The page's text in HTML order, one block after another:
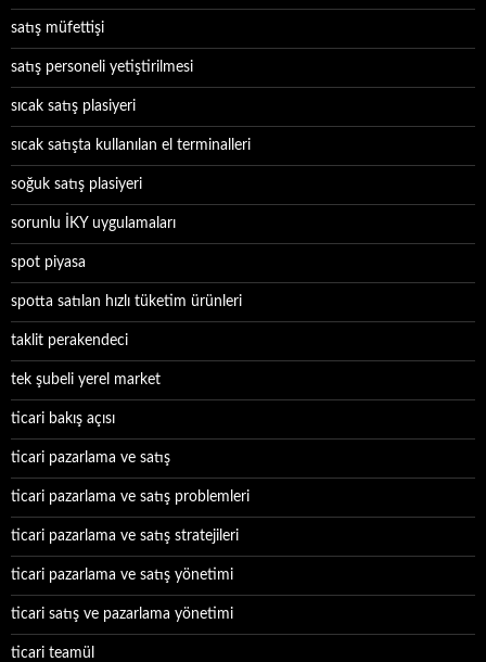
satış müfettişi
satış personeli yetiştirilmesi
sıcak satış plasiyeri
sıcak satışta kullanılan el terminalleri
soğuk satış plasiyeri
sorunlu İKY uygulamaları
spot piyasa
spotta satılan hızlı tüketim ürünleri
taklit perakendeci
tek şubeli yerel market
ticari bakış açısı
ticari pazarlama ve satış
ticari pazarlama ve satış problemleri
ticari pazarlama ve satış stratejileri
ticari pazarlama ve satış yönetimi
ticari satış ve pazarlama yönetimi
ticari teamül